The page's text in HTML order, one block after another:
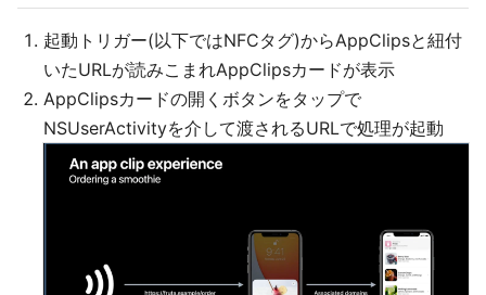
起動トリガー(以下ではNFCタグ)からAppClipsと紐付
いたURLが読みこまれAppClipsカードが表示
AppClipsカードの開くボタンをタップで
NSUserActivityを介して渡されるURLで処理が起動